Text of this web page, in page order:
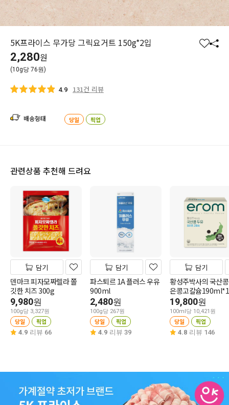
5K프라이스 무가당 그릭요거트 150g*2입
찜 공
2,280원
(10g당 76원)
4.9 131건 리뷰
배송형태 당일 픽업
관련상품 추천해 드려요
담기
덴마크 피자모짜렐라 쫄
깃한 치즈 300g
9,980원
100g당 3,327원
당일 픽업
4.9 리뷰 66
담기
파스퇴르 1A 플러스 우유
900ml
2,480원
100g당 267원
당일 픽업
4.9 리뷰 39
담기
황성주박사의 국산
은콩고칼슘
19,800원
100ml당 10,421원
당일 픽업
4.8 리뷰 146